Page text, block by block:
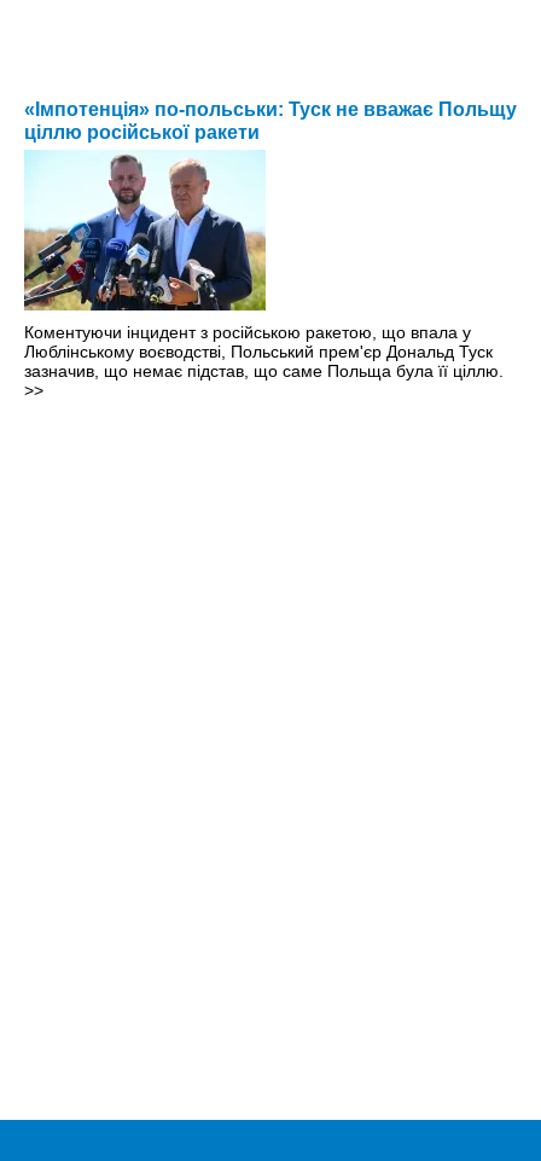
«Імпотенція» по-польськи: Туск не вважає Польщу
ціллю російської ракети
Коментуючи інцидент з російською ракетою, що впала у
Люблінському воєводстві, Польський прем'єр Дональд Туск
зазначив, що немає підстав, що саме Польща була її ціллю.
>>